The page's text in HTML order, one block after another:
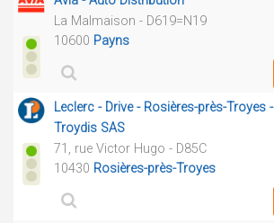
La Malmaison - D619=N19
10600 Payns
Leclerc - Drive - Rosières-près-Troyes -
Troydis SAS
71, rue Victor Hugo - D85C
10430 Rosières-près-Troyes